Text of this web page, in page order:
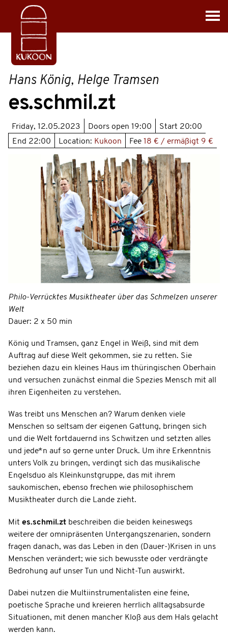
Hans König, Helge Tramsen
es.schmil.zt
Friday, 12.05.2023 Doors open 19:00 Start 20:00
End 22:00 Location: Kukoon Fee 18 € / ermäßigt 9 €
Philo-Verrücktes Musiktheater über das Schmelzen unserer
Welt
Dauer: 2 x 50 min
König und Tramsen, ganz Engel in Weiß, sind mit dem
Auftrag auf diese Welt gekommen, sie zu retten. Sie
beziehen dazu ein kleines Haus im thüringischen Oberhain
und versuchen zunächst einmal die Spezies Mensch mit all
ihren Eigenheiten zu verstehen.
Was treibt uns Menschen an? Warum denken viele
Menschen so seltsam der eigenen Gattung, bringen sich
und die Welt fortdauernd ins Schwitzen und setzten alles
und jede*n auf so gerne unter Druck. Um ihre Erkenntnis
unters Volk zu bringen, verdingt sich das musikalische
Engelsduo als Kleinkunstgruppe, das mit ihrem
saukomischen, ebenso frechen wie philosophischem
Musiktheater durch die Lande zieht.
Mit es.schmil.zt beschreiben die beiden keineswegs
weitere der omnipräsenten Untergangszenarien, sondern
fragen danach, was das Leben in den (Dauer-)Krisen in uns
Menschen verändert; wie sich bewusste oder verdrängte
Bedrohung auf unser Tun und Nicht-Tun auswirkt.
Dabei nutzen die Multiinstrumentalisten eine feine,
poetische Sprache und kreieren herrlich alltagsabsurde
Situationen, mit denen mancher Kloß aus dem Hals gelacht
werden kann.